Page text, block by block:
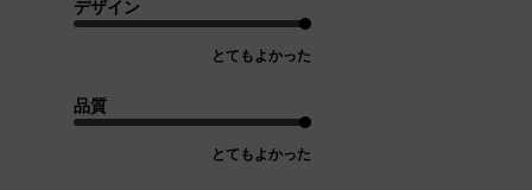
デザイン
とてもよかった
品質
とてもよかった